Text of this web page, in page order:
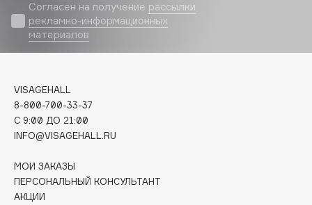
Fiona Franchimon
Flipper
FLOEMA
Forlle'd
Fragrance Du Bois
Frederic Malle
Согласен на получение рассылки
рекламно-информационных
материалов
VISAGEHALL
8-800-700-33-37
C 9:00 ДО 21:00
INFO@VISAGEHALL.RU
МОИ ЗАКАЗЫ
ПЕРСОНАЛЬНЫЙ КОНСУЛЬТАНТ
АКЦИИ